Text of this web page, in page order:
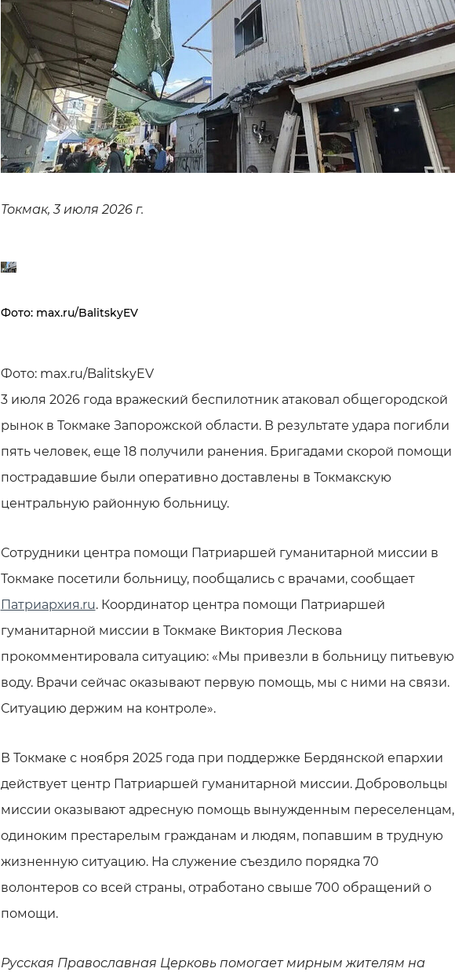
Токмак, 3 июля 2026 г.
Фото: max.ru/BalitskyEV
Фото: max.ru/BalitskyEV
3 июля 2026 года вражеский беспилотник атаковал общегородской
рынок в Токмаке Запорожской области. В результате удара погибли
пять человек, еще 18 получили ранения. Бригадами скорой помощи
пострадавшие были оперативно доставлены в Токмакскую
центральную районную больницу.
Сотрудники центра помощи Патриаршей гуманитарной миссии в
Токмаке посетили больницу, пообщались с врачами, сообщает
Патриархия.ru. Координатор центра помощи Патриаршей
гуманитарной миссии в Токмаке Виктория Лескова
прокомментировала ситуацию: «Мы привезли в больницу питьевую
воду. Врачи сейчас оказывают первую помощь, мы с ними на связи.
Ситуацию держим на контроле».
В Токмаке с ноября 2025 года при поддержке Бердянской епархии
действует центр Патриаршей гуманитарной миссии. Добровольцы
миссии оказывают адресную помощь вынужденным переселенцам,
одиноким престарелым гражданам и людям, попавшим в трудную
жизненную ситуацию. На служение съездило порядка 70
волонтеров со всей страны, отработано свыше 700 обращений о
помощи.
Русская Православная Церковь помогает мирным жителям на